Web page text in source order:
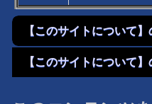
【このサイトについて
【このサイトについて